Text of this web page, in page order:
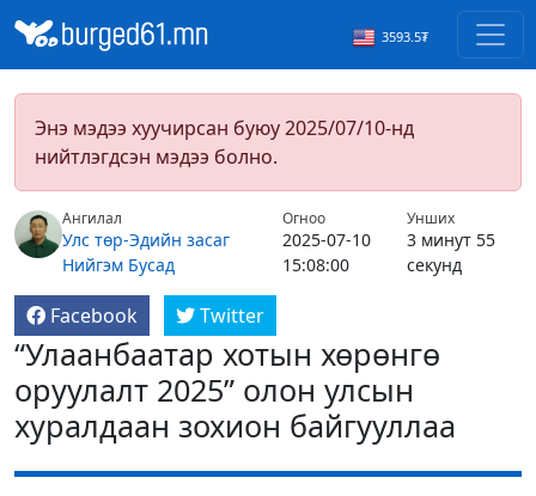
3593.5₮
Энэ мэдээ хуучирсан буюу 2025/07/10-нд
нийтлэгдсэн мэдээ болно.
Ангилал
Улс төр-Эдийн засаг
Нийгэм Бусад
Огноо
2025-07-10
15:08:00
Унших
3 минут 55
секунд
Facebook Twitter
“Улаанбаатар хотын хөрөнгө
оруулалт 2025” олон улсын
хуралдаан зохион байгууллаа